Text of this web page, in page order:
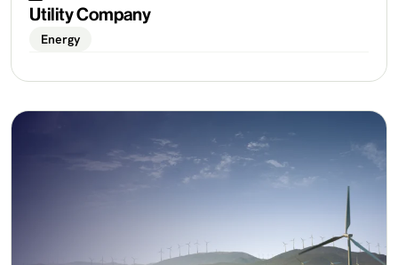
Utility Company
Energy